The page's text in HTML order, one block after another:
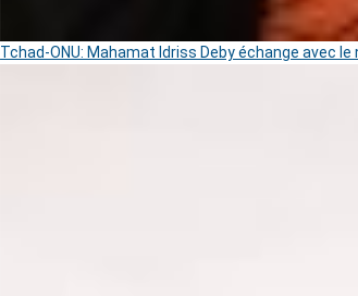
Tchad-ONU: Mahamat Idriss Deby échange avec le